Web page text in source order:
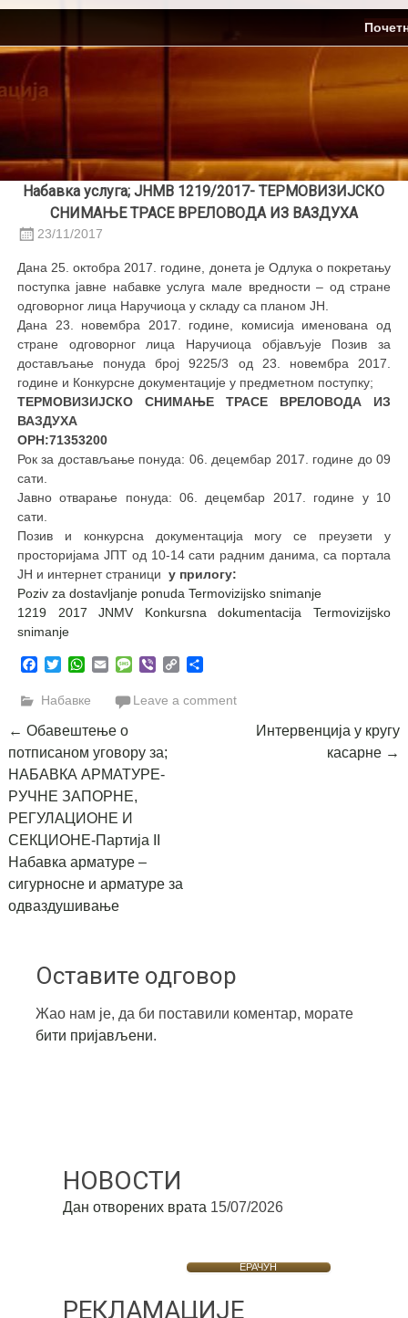
Skip
content
Набавка услуга; ЈНМВ 1219/2017- ТЕРМОВИЗИЈСКО
СНИМАЊЕ ТРАСЕ ВРЕЛОВОДА ИЗ ВАЗДУХА
23/11/2017
Дана 25. октобра 2017. године, донета је Одлука о покретању
поступка јавне набавке услуга мале вредности – од стране
одговорног лица Наручиоца у складу са планом ЈН.
Дана 23. новембра 2017. године, комисија именована од
стране одговорног лица Наручиоца објављује Позив за
достављање понуда број 9225/3 од 23. новембра 2017.
године и Конкурснe документацијe у предметном поступку;
ТЕРМОВИЗИЈСКО СНИМАЊЕ ТРАСЕ ВРЕЛОВОДА ИЗ
ВАЗДУХА
ОРН:71353200
Рок за достављање понуда: 06. децембар 2017. године до 09
сати.
Јавно отварање понуда: 06. децембар 2017. године у 10
сати.
Позив и конкурсна документација могу се преузети у
просторијама ЈПТ од 10-14 сати радним данима, са портала
ЈН и интернет страници у прилогу:
Poziv za dostavljanje ponuda Termovizijsko snimanje
1219 2017 JNMV Konkursna dokumentacija Termovizijsko
snimanje
Facebook
TwitterWhatsApp
EmailMessage
ViberCopy
Набавке Leave a comment
Post
navigation
← Обавештење о
потписаном уговору за;
НАБАВКА АРМАТУРЕ-
РУЧНЕ ЗАПОРНЕ,
РЕГУЛАЦИОНЕ И
СЕКЦИОНЕ-Партија II
Набавка арматуре –
сигурносне и арматуре за
одваздушивање
Интервенција у кругу
касарне →
Оставите одговор
Жао нам је, да би поставили коментар, морате
бити пријављени.
НОВОСТИ
Дан отворених врата 15/07/2026
ЕРАЧУН
РЕКЛАМАЦИЈЕ